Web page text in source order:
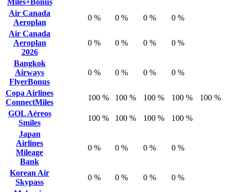
Air Canada
Aeroplan
0 % 0 % 0 %
0 %
Air Canada
Aeroplan
2026
0 % 0 % 0 % 0 %
Bangkok
Airways
FlyerBonus
0 % 0 % 0 % 0 %
Copa Airlines
ConnectMiles
100 % 100 % 100 % 100 %
100 %
GOL Aéreos
Smiles
100 % 100 % 100 %
100 %
Japan
Airlines
Mileage
Bank
0 % 0 % 0 % 0 %
Korean Air
Skypass
0 % 0 % 0 %
0 %